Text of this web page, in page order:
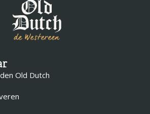
Old Dutch